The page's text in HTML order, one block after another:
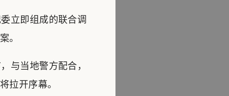
立即组成的联合调
。
与当地警方配合，
拉开序幕。